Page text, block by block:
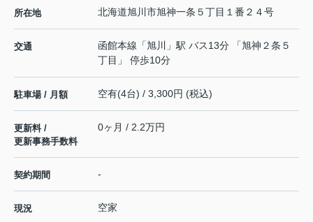
所在地 北海道旭川市旭神一条 ５丁目１番２４号
交通 函館本線 「旭川
」駅 バス13分 「旭神２条５
丁目」 停歩10分
駐車場 / 月額 空有(4台) / 3,300円 (税込)
更新料 /
更新事務手数料
0ヶ月 / 2.2万円
契約期間 -
現況 空家